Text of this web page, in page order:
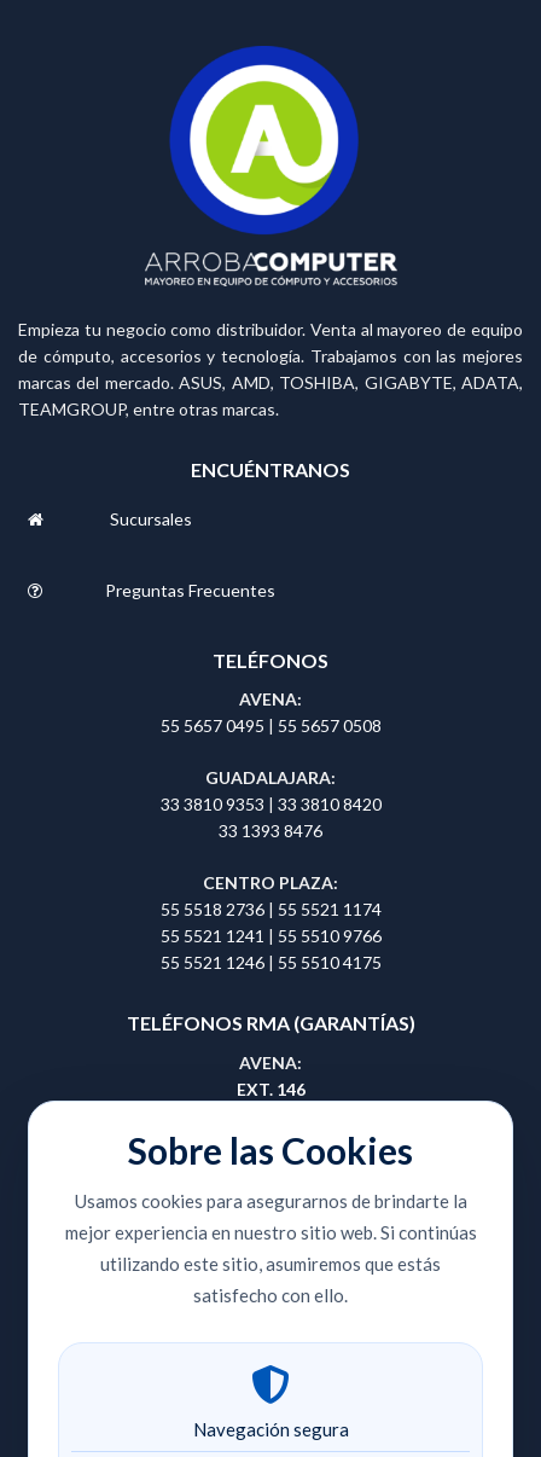
Empieza tu negocio como distribuidor. Venta al mayoreo de equipo
de cómputo, accesorios y tecnología. Trabajamos con las mejores
marcas del mercado. ASUS, AMD, TOSHIBA, GIGABYTE, ADATA,
TEAMGROUP, entre otras marcas.
ENCUÉNTRANOS
Sucursales
Preguntas Frecuentes
TELÉFONOS
AVENA:
55 5657 0495 | 55 5657 0508
GUADALAJARA:
33 3810 9353 | 33 3810 8420
33 1393 8476
CENTRO PLAZA:
55 5518 2736| 55 5521 1174
55 5521 1241 | 55 5510 9766
55 5521 1246 | 55 5510 4175
TELÉFONOS RMA (GARANTÍAS)
AVENA:
EXT. 146
EXT. 414
33 3810 9353|33 3810 8420
CENTRO PLAZA:
55 5521 1241 |55 5510 9766
55 5521 1246|55 5510 4175
Sobre las Cookies
Usamos cookies para asegurarnos de brindarte la
mejor experiencia en nuestro sitio web. Si continúas
utilizando este sitio, asumiremos que estás
satisfecho con ello.
Navegación segura